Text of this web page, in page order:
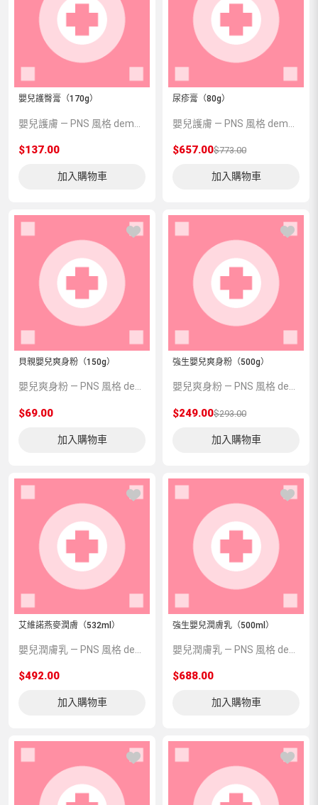
嬰兒護臀膏（170g）
$137.00
加入購物車
尿疹膏（80g）
$657.00$773.00
加入購物車
貝親嬰兒爽身粉（150g）
嬰兒爽身粉 — PNS 風格 demo 占位商品，方便首頁與分類頁版位演示，上線前由業務替換為真實 SKU。
$69.00
加入購物車
強生嬰兒爽身粉（500g）
嬰兒爽身粉 — PNS 風格 demo 占位商品，方便首頁與分類頁版位演示，上線前由業務替換為真實 SKU。
$249.00$293.00
加入購物車
艾維諾燕麥潤膚（532ml）
$492.00
加入購物車
強生嬰兒潤膚乳（500ml）
$688.00
加入購物車